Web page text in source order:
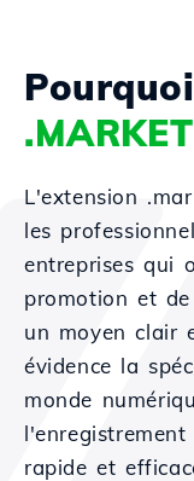
L'extension
les
entreprises qui
promotion et
un moyen clair
évidence la
monde
rapide et